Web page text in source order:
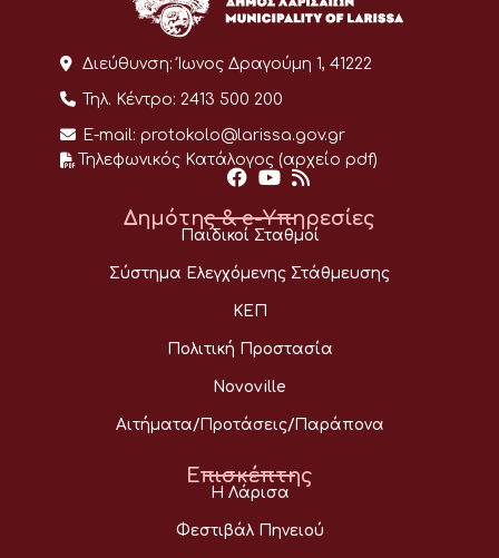
Διεύθυνση: Ίωνος Δραγούμη 1, 41222
Τηλ. Κέντρο: 2413 500 200
E-mail: protokolo@larissa.gov.gr
Τηλεφωνικός Κατάλογος (αρχείο pdf)
Δημότης & e-Υπηρεσίες
Παιδικοί Σταθμοί
Σύστημα Ελεγχόμενης Στάθμευσης
ΚΕΠ
Πολιτική Προστασία
Novoville
Αιτήματα/Προτάσεις/Παράπονα
Επισκέπτης
Η Λάρισα
Φεστιβάλ Πηνειού